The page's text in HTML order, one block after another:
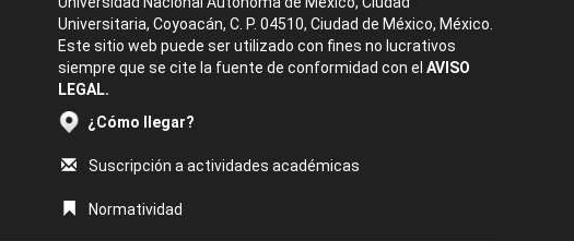
Universitaria, Coyoacán, C. P. 04510, Ciudad de México, México.
Este sitio web puede ser utilizado con fines no lucrativos
siempre que se cite la fuente de conformidad con el AVISO
LEGAL.
¿Cómo llegar?
Suscripción a actividades académicas
Normatividad